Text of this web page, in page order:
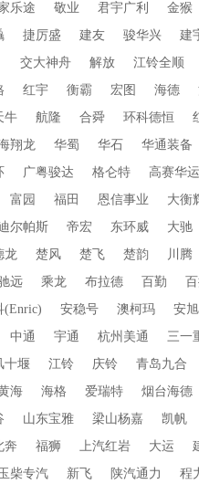
乐途 敬业 君宇广利 金猴
捷厉盛 建友 骏华兴 建
交大神舟 解放 江铃全顺
红宇 衡霸 宏图 海德
牛 航隆 合舜 环科德恒
翔龙 华蜀 华石 华通装备
广粤骏达 格仑特 高赛华运
富园 福田 恩信事业 大衡
尔帕斯 帝宏 东环威 大驰
龙 楚风 楚飞 楚韵 川腾
远 乘龙 布拉德 百勤
(Enric) 安稳号 澳柯玛 安旭
中通 宇通 杭州美通 三一
十堰 江铃 庆铃 青岛九合
海 海格 爱瑞特 烟台海德
山东宝雅 梁山杨嘉 凯帆
奔 福狮 上汽红岩 大运
玉柴专汽 新飞 陕汽通力 程